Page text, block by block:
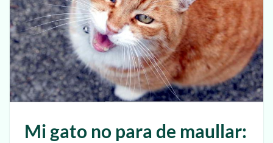
Mi gato no para de maullar: